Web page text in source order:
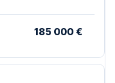
185 000 €